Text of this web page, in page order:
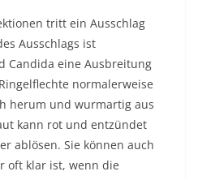
tritt ein Ausschlag
Ausschlags ist
Candida eine Ausbreitung
normalerweise
herum und wurmartig aus
kann rot und entzündet
ablösen. Sie können auch
oft klar ist, wenn die